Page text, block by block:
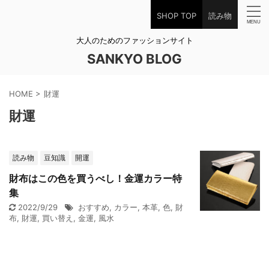
SHOP TOP 読み物
大人のためのファッションサイト
SANKYO BLOG
HOME > 財運
財運
読み物 豆知識 開運
財布はこの色を買うべし！金運カラー特
集
2022/9/29 おすすめ, カラー, 本革, 色, 財
布, 財運, 買い替え , 金運, 風水